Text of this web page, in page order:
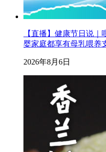
【直播】健康节日说
婴家庭都享有母乳喂养
2026年8月6日